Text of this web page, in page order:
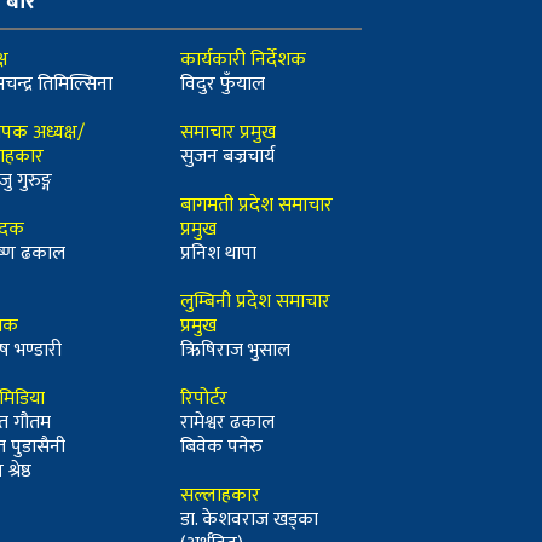
तिमिल्सिना
अध्यक्ष/
गुरुङ्ग
ढकाल
भण्डारी
गौतम
पुडासैनी
कार्यकारी निर्देशक
विदुर फुँयाल
समाचार प्रमुख
सुजन बज्रचार्य
बागमती प्रदेश समाचार
प्रमुख
प्रनिश थापा
लुम्बिनी प्रदेश समाचार
प्रमुख
ऋिषिराज भुसाल
रिपोर्टर
रामेश्वर ढकाल
बिवेक पनेरु
सल्लाहकार
डा. केशवराज खड्का